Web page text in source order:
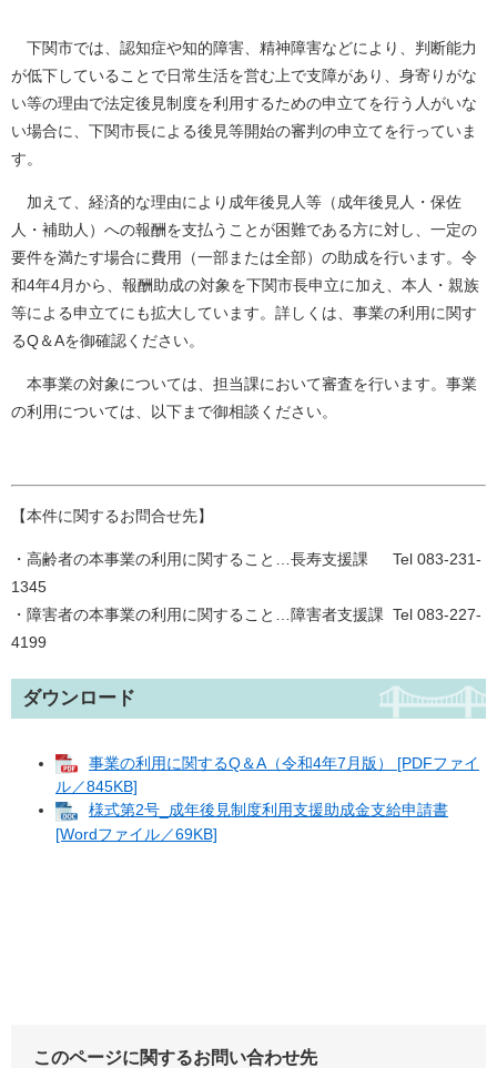
下関市では、認知症や知的障害、精神障害などにより、判断能力
が低下していることで日常生活を営む上で支障があり、身寄りがな
い等の理由で法定後見制度を利用するための申立てを行う人がいな
い場合に、下関市長による後見等開始の審判の申立てを行っていま
す。
加えて、経済的な理由により成年後見人等（成年後見人・保佐
人・補助人）への報酬を支払うことが困難である方に対し、一定の
要件を満たす場合に費用（一部または全部）の助成を行います。令
和4年4月から、報酬助成の対象を下関市長申立に加え、本人・親族
等による申立てにも拡大しています。詳しくは、事業の利用に関す
るQ＆Aを御確認ください。
本事業の対象については、担当課において審査を行います。事業
の利用については、以下まで御相談ください。
【本件に関するお問合せ先】
・高齢者の本事業の利用に関すること…長寿支援課 Tel 083-231-
1345
・障害者の本事業の利用に関すること…障害者支援課 Tel 083-227-
4199
ダウンロード
事業の利用に関するQ＆A（令和4年7月版） [PDFファイ
ル／845KB]
様式第2号_成年後見制度利用支援助成金支給申請書
[Wordファイル／69KB]
このページに関するお問い合わせ先